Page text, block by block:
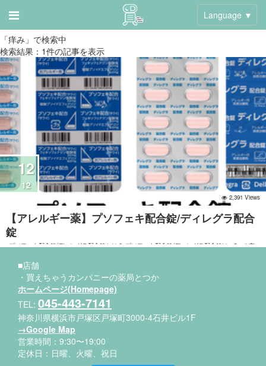
Language ▼
「痒み」で検索中
検索結果：1件の記事を表示
12
12
2,391 Views
【アレルギー薬】プソフェキ配合錠/ディレグラ配合
錠
プソフェキ配合錠/ディレグラ配合錠とは？ プソフェキ配合錠/ディレグラ配合錠は、2つの有
作用 - 第2世代の抗ヒスタミン薬 2. 塩酸プソイドエフェドリン - 鼻づまりを改善する作用 - 鼻
粘膜の血
■店舗
・買えちゃうカンパニーの薬局とつか
ホームページ(Homepage)
TEL: 045-443-7141
神奈川県横浜市戸塚区戸塚町3000-4石井ビル1F
→Google Map
営業時間：9:30〜19:00
定休日：日曜、火曜、祝日